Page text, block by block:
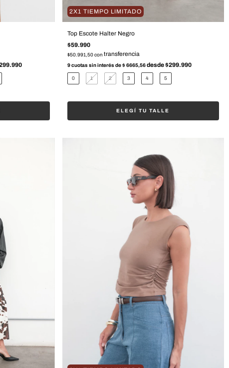
2X1 TIEMPO LIMITADO
Top Escote Halter Negro
$59.990
$50.991,50con
9 cuotas sin interés de$ 6665,56
0 1 2 3 4 5
ELEGÍ TU TALLE